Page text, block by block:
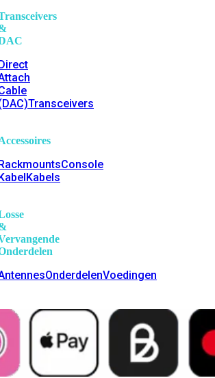
Transceivers
Console
Kabels
OnderdelenVoedingen